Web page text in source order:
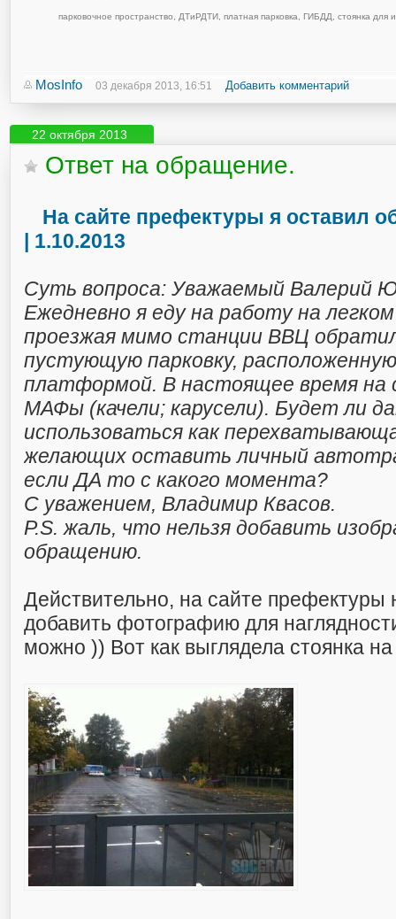
парковочное пространство ДТиРДТИ, платная парковка ГИБДД стоянка для
MosInfo 03 декабря 2013, 16:51 Добавить комментарий
22 октября 2013
Ответ на обращение.
На сайте префектуры я оставил
| 1.10.2013
Суть вопроса: Уважаемый Валерий
Ежедневно я еду на работу на
проезжая мимо станции ВВЦ
пустующую парковку, расположенную
платформой. В настоящее время на
МАФы (качели; карусели). Будет ли
использоваться как
желающих оставить личный
если ДА то с какого момента?
С уважением, Владимир Квасов.
P.S. жаль, что нельзя добавить
обращению.
Действительно, на сайте префектуры
добавить фотографию для
можно )) Вот как выглядела стоянка на